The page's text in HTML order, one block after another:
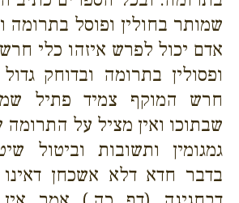
שמותר בחולין ופוסל בתרומה
אדם יכול לפרש איזהו כלי
ופסולין בתרומה ובדוחק
חרש המוקף צמיד פתיל
שבתוכו ואין מציל על
גמגומין ותשובות וביטול
בדבר חדא דלא אשכחן